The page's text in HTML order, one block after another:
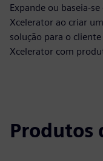
Expande ou baseia-
Xcelerator ao criar
solução para o
Xcelerator com
Produtos